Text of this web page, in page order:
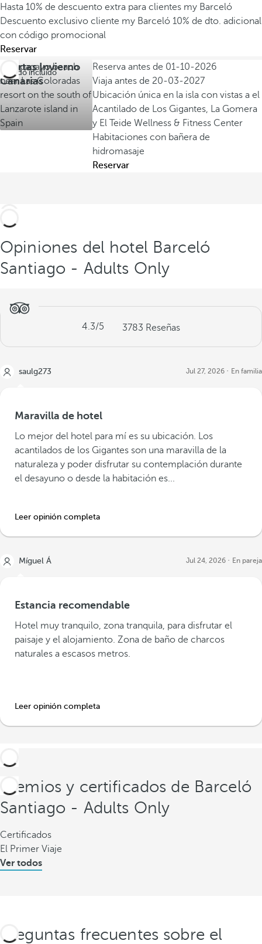
Hasta 10% de descuento extra para clientes my Barceló
Descuento exclusivo cliente my Barceló 10% de dto. adicional
con código promocional
Reservar
Ofertas Invierno
Canarias
Todo incluido
Reserva antes de 01-10-2026
Viaja antes de 20-03-2027
Ubicación única en la isla con vistas a el
Acantilado de Los Gigantes, La Gomera
y El Teide Wellness & Fitness Center
Habitaciones con bañera de
hidromasaje
Reservar
Opiniones del hotel Barceló
Santiago - Adults Only
4.3/5 3783 Reseñas
saulg273 Jul 27, 2026 En familia
Maravilla de hotel
Lo mejor del hotel para mí es su ubicación. Los
acantilados de los Gigantes son una maravilla de la
naturaleza y poder disfrutar su contemplación durante
el desayuno o desde la habitación es...
Leer opinión completa
Míguel Á Jul 24, 2026 En pareja
Estancia recomendable
Hotel muy tranquilo, zona tranquila, para disfrutar el
paisaje y el alojamiento. Zona de baño de charcos
naturales a escasos metros.
Leer opinión completa
Premios y certificados de Barceló
Santiago - Adults Only
Certificados
El Primer Viaje
Ver todos
Preguntas frecuentes sobre el